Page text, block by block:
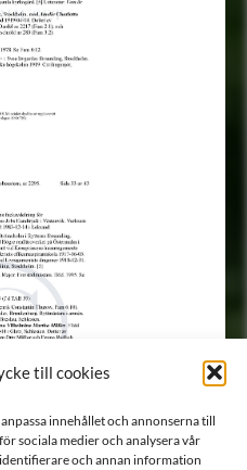
till cookies
innehållet och annonserna till
sociala medier och analysera vår
och annan information